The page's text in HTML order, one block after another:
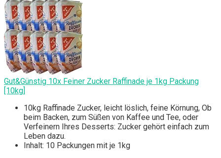
Gut&Günstig 10x Feiner Zucker Raffinade je 1kg Packung
[10kg]
10kg Raffinade Zucker, leicht löslich, feine Körnung, Ob
beim Backen, zum Süßen von Kaffee und Tee, oder
Verfeinern Ihres Desserts: Zucker gehört einfach zum
Leben dazu.
Inhalt: 10 Packungen mit je 1kg